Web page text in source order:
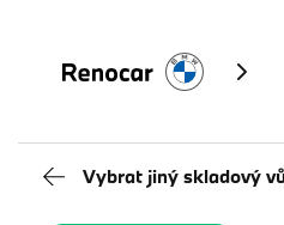
Vybrat jiný skladový